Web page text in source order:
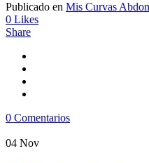
Publicado en Mis Curvas
0 Likes
Share
0 Comentarios
04 Nov